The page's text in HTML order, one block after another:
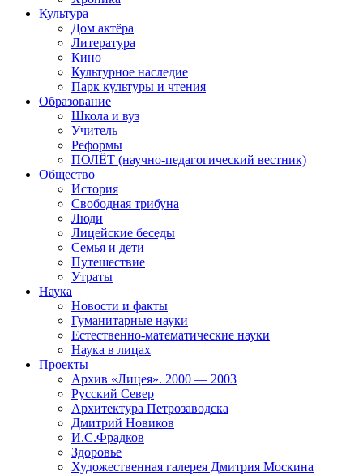
Культура
Дом актёра
Литература
Кино
Культурное наследие
Парк культуры и чтения
Образование
Школа и вуз
Учитель
Реформы
ПОЛЁТ (научно-педагогический вестник)
Общество
История
Свободная трибуна
Люди
Лицейские беседы
Семья и дети
Путешествие
Утраты
Наука
Новости и факты
Гуманитарные науки
Естественно-математические науки
Наука в лицах
Проекты
Архив «Лицея». 2000 — 2003
Русский Север
Архитектура Петрозаводска
Дмитрий Новиков
И.С.Фрадков
Здоровье
Художественная галерея Дмитрия Москина